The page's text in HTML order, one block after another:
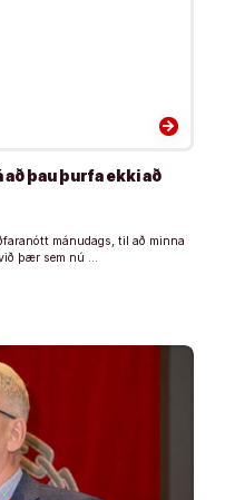
arrow_forward
þau þurfa ekki að
mánudags, til að minna
þær sem nú …